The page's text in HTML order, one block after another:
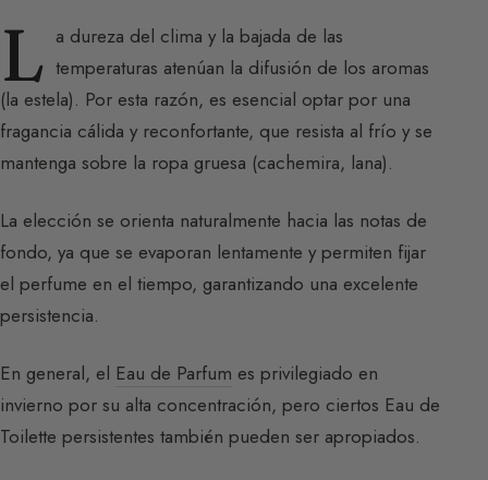
L a dureza del clima y la bajada de las
temperaturas atenúan la difusión de los aromas
(la estela). Por esta razón, es esencial optar por una
fragancia cálida y reconfortante, que resista al frío y se
mantenga sobre la ropa gruesa (cachemira, lana).
La elección se orienta naturalmente hacia las notas de
fondo, ya que se evaporan lentamente y permiten fijar
el perfume en el tiempo, garantizando una excelente
persistencia.
En general, el Eau de Parfum es privilegiado en
invierno por su alta concentración, pero ciertos Eau de
Toilette persistentes también pueden ser apropiados.